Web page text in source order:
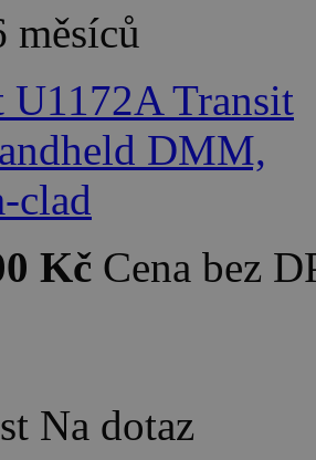
měsíců
Kč Cena bez
Na dotaz